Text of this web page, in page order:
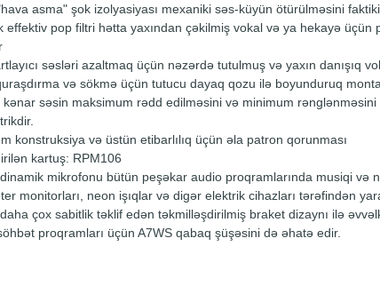
asma" şok izolyasiyası mexaniki səs-küyün ötürülməsini
effektiv pop filtri hətta yaxından çəkilmiş vokal və ya hekayə üçün
səsləri azaltmaq üçün nəzərdə tutulmuş və yaxın danışıq
və sökmə üçün tutucu dayaq qozu ilə boyunduruq
kənar səsin maksimum rədd edilməsini və minimum
konstruksiya və üstün etibarlılıq üçün əla patron qorunması
kartuş: RPM106
mikrofonu bütün peşəkar audio proqramlarında musiqi və
monitorları, neon işıqlar və digər elektrik cihazları tərəfindən
çox sabitlik təklif edən təkmilləşdirilmiş braket dizaynı ilə
proqramları üçün A7WS qabaq şüşəsini də əhatə edir.